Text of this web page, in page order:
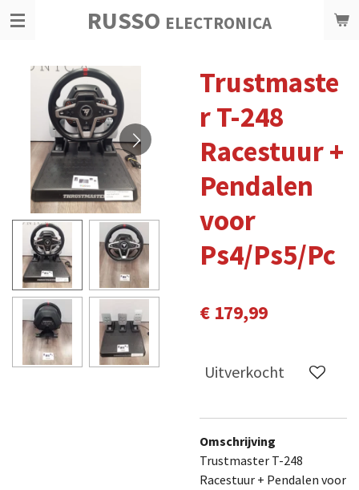
Ga
hoofdinhoud
RUSSO ELECTRONICA
Trustmaste
r T-248
Racestuur +
Pendalen
voor
Ps4/Ps5/Pc
€ 179,99
Uitverkocht
Omschrijving
Trustmaster T-248
Racestuur + Pendalen voor